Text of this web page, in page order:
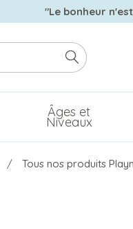
"Le bonheur
Âges et
Niveaux
Tous nos produits